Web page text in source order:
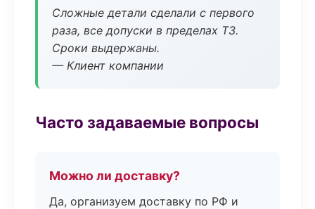
Сложные детали сделали с первого
раза, все допуски в пределах ТЗ.
Сроки выдержаны.
— Клиент компании
Часто задаваемые вопросы
Можно ли доставку?
Да, организуем доставку по РФ и